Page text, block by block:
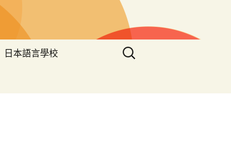
日本語言學校
搜
尋